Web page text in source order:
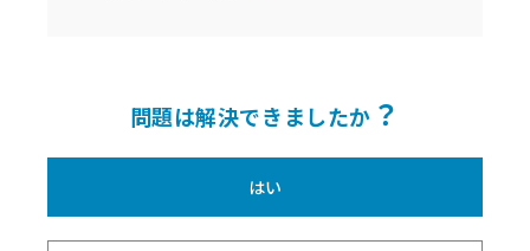
問題は解決できましたか ？
はい